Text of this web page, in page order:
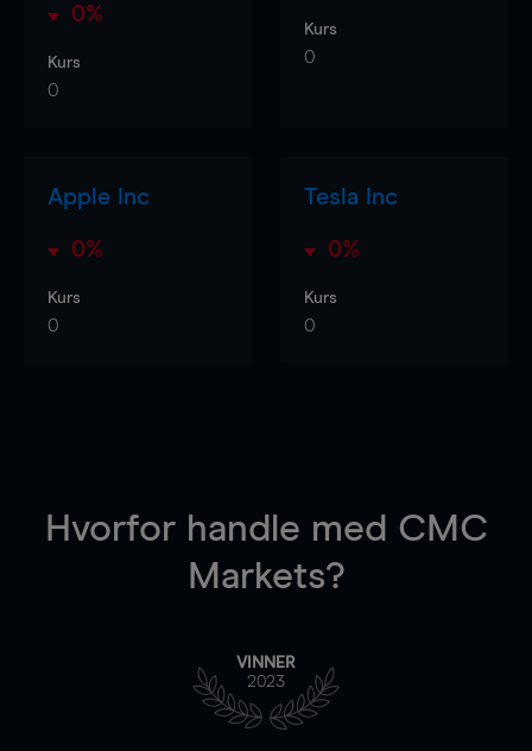
0%
Kurs
0
Kurs
0
Apple Inc
0%
Kurs
0
Tesla Inc
0%
Kurs
0
Hvorfor handle med CMC
Markets?
VINNER
2023